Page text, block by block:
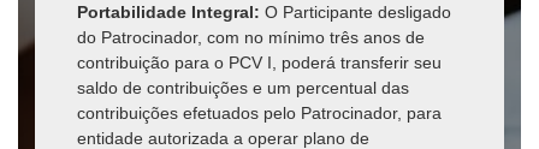
Portabilidade Integral: O Participante desligado
do Patrocinador, com no mínimo três anos de
contribuição para o PCV I, poderá transferir seu
saldo de contribuições e um percentual das
contribuições efetuados pelo Patrocinador, para
entidade autorizada a operar plano de